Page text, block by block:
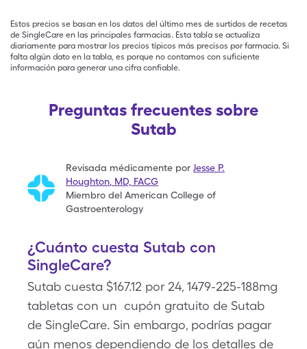
Estos precios se basan en los datos del último mes de surtidos de recetas
de SingleCare en las principales farmacias. Esta tabla se actualiza
diariamente para mostrar los precios típicos más precisos por farmacia. Si
falta algún dato en la tabla, es porque no contamos con suficiente
información para generar una cifra confiable.
Preguntas frecuentes sobre
Sutab
Revisada médicamente por Jesse P.
Houghton MD, FACG
Miembro del American College of
Gastroenterology
¿Cuánto cuesta Sutab con
SingleCare?
Sutab cuesta $167.12 por 24, 1479-225-188mg
tabletas con un cupón gratuito de Sutab
de SingleCare. Sin embargo, podrías pagar
aún menos dependiendo de los detalles de